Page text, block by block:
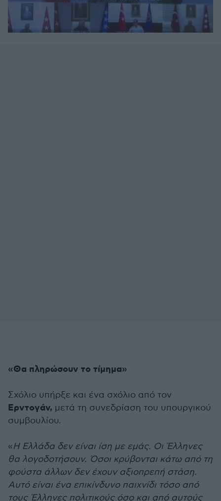
«Θα πληρώσουν το τίμημα»
Σχόλιο υπήρξε και ένα σχόλιο από τον
Ερντογάν, μετά τη συνεδρίαση του υπουργικού
συμβουλίου.
«Η Ελλάδα δεν είναι ίση με εμάς. Οι Έλληνες
θα λογοδοτήσουν. Όσοι κρύβονται κάτω από τη
φούστα άλλων δεν έχουν αξιοπρεπή στάση.
Αυτό είναι ένα επικίνδυνο παιχνίδι τόσο από
τους Έλληνες πολιτικούς όσο και από αυτούς